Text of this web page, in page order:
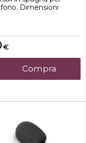
Dimensioni
€
Compra